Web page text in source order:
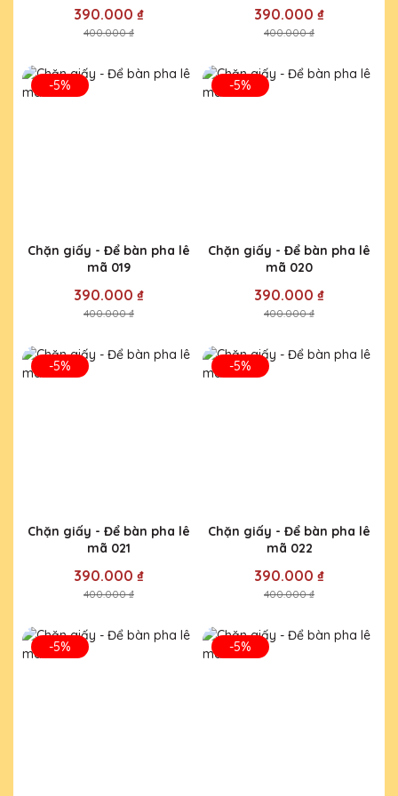
390.000 ₫
400.000 ₫
390.000 ₫
400.000 ₫
-5%
Chặn giấy - Để bàn pha lê
mã 019
390.000 ₫
400.000 ₫
-5%
Chặn giấy - Để bàn pha lê
mã 020
390.000 ₫
400.000 ₫
-5%
Chặn giấy - Để bàn pha lê
mã 021
390.000 ₫
400.000 ₫
-5%
Chặn giấy - Để bàn pha lê
mã 022
390.000 ₫
400.000 ₫
-5% -5%